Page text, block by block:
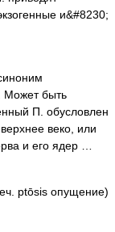
и&#8230;
Может быть
П. обусловлен
веко, или
и его ядер …
ptōsis опущение)